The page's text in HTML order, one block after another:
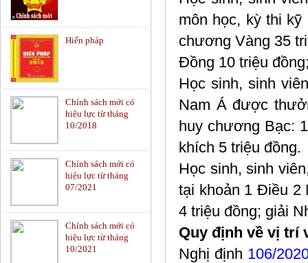
Tư vấn pháp luật
Chứng khoán và thị
trường vốn
Tư vấn pháp luật Dân
sự
Ngân hàng và Bảo
hiểm
Hiến pháp
Chính sách mới có
hiệu lực từ tháng
10/2018
Chính sách mới có
hiệu lực từ tháng
07/2021
Chính sách mới có
hiệu lực từ tháng
10/2021
môn học, kỳ thi
chương Vàng 35
Đồng 10 triệu
Học sinh, sinh
Nam Á được
huy chương Bạc:
khích 5 triệu đồng.
Học sinh, sinh
tại khoản 1 Điều 2
4 triệu đồng; giải
Quy định về vị trí
Nghị định 106/